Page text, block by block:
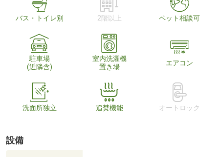
バス・トイレ別 2階以上 ペット相談可
駐車場
(近隣含)
室内洗濯機
置き場
エアコン
洗面所独立 追焚機能 オートロック
設備